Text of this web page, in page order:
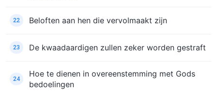
22 Beloften aan hen die vervolmaakt zijn
23 De kwaadaardigen zullen zeker worden gestraft
24
Hoe te dienen in overeenstemming met Gods
bedoelingen